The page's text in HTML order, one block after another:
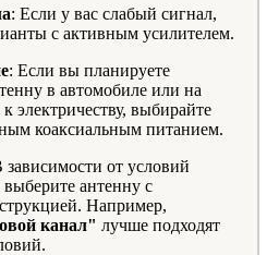
: Если у вас слабый сигнал,
с активным усилителем.
: Если вы планируете
в автомобиле или на
к электричеству, выбирайте
коаксиальным питанием.
зависимости от условий
антенну с
Например,
канал" лучше подходят